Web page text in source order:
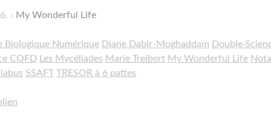
. My Wonderful Life
Biologique Numérique Diane Dabir-Moghaddam
CQFD Les Mycéliades Marie Treibert My Wonderful Life
SSAFT TRESOR à 6 pattes